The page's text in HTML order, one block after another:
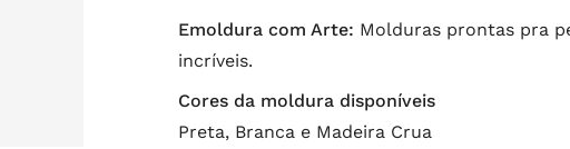
Emoldura com Arte: Molduras prontas pra
incríveis.
Cores da moldura disponíveis
Preta, Branca e Madeira Crua